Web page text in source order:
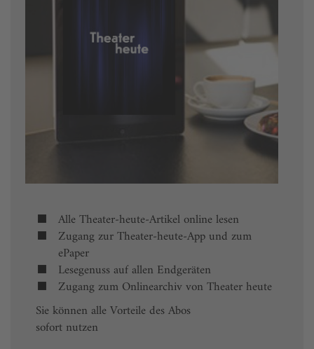
Alle Theater-heute-Artikel online lesen
Zugang zur Theater-heute-App und zum
ePaper
Lesegenuss auf allen Endgeräten
Zugang zum Onlinearchiv von Theater heute
Sie können alle Vorteile des Abos
sofort nutzen